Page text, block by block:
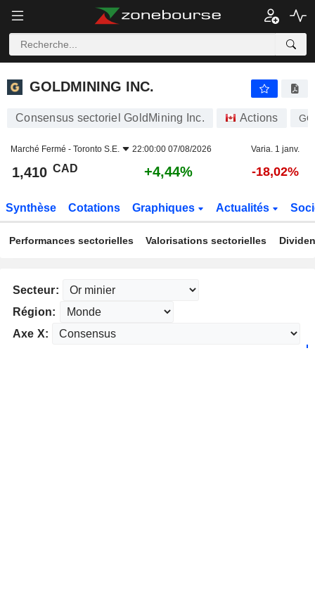
GOLDMINING INC.
GOLDMINING INC.
Consensus sectoriel GoldMining Inc. Actions
Marché Fermé - Toronto S.E. 22:00:00 07/08/2026 Varia. 1 janv.
1,410 CAD +4,44% -18,02%
Synthèse Cotations Graphiques Actualités
Performances sectorielles Valorisations sectorielles
Secteur:
Région:
Axe X: